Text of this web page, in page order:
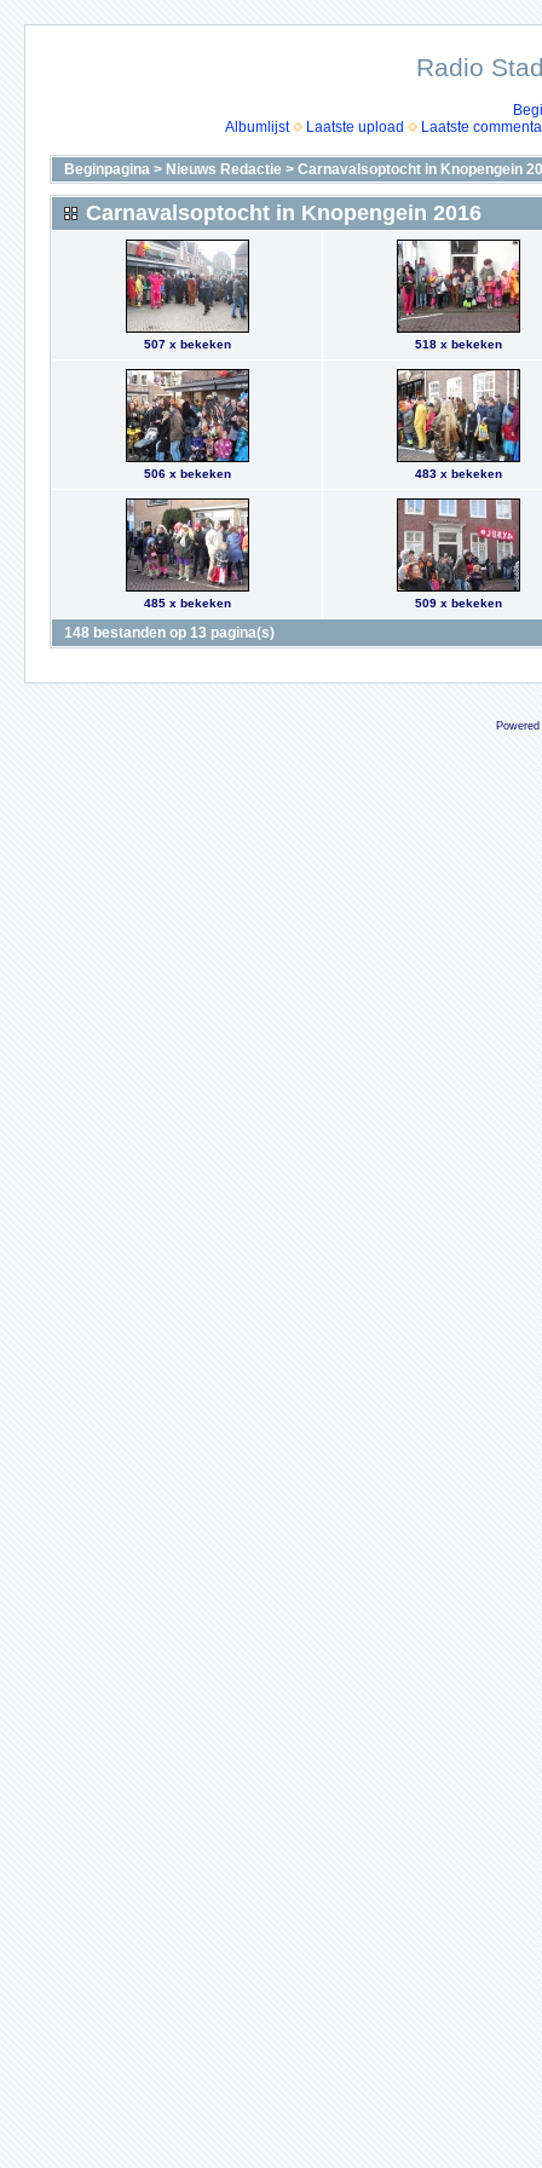
Radio
Albumlijst
Laatste upload Laatste
Beginpagina > Nieuws Redactie > Carnavalsoptocht in Knopengein
Carnavalsoptocht in Knopengein 2016
507 x bekeken 518 x bekeken
506 x bekeken 483 x bekeken
485 x bekeken 509 x bekeken
148 bestanden op 13 pagina(s)